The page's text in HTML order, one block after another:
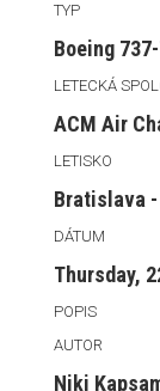
TYP
Boeing
LETECKÁ
ACM Air
LETISKO
Bratislava
DÁTUM
Thursday,
POPIS
AUTOR
Niki